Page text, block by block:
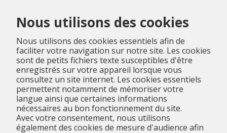
Nous utilisons des cookies
Nous utilisons des cookies essentiels afin de
faciliter votre navigation sur notre site. Les cookies
sont de petits fichiers texte susceptibles d'être
enregistrés sur votre appareil lorsque vous
consultez un site internet. Les cookies essentiels
permettent notamment de mémoriser votre
langue ainsi que certaines informations
nécessaires au bon fonctionnement du site.
Avec votre consentement, nous utilisons
également des cookies de mesure d'audience afin
Menu